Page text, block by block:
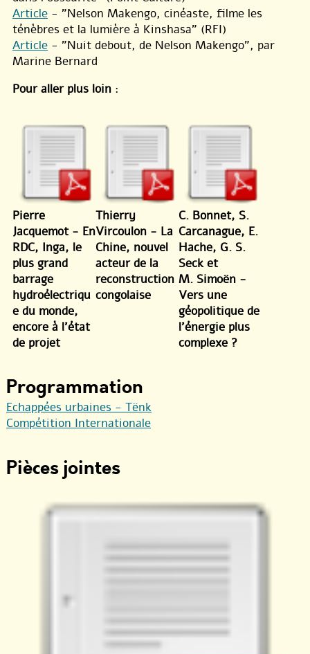
Article - "Nelson Makengo, cinéaste, filme les
ténèbres et la lumière à Kinshasa" (RFI)
Article - "Nuit debout, de Nelson Makengo", par
Marine Bernard
Pour aller plus loin :
Pierre
Jacquemot - En
RDC, Inga, le
plus grand
barrage
hydroélectriqu
e du monde,
encore à l’état
de projet
Thierry
Vircoulon - La
Chine, nouvel
acteur de la
reconstruction
congolaise
C. Bonnet, S.
Carcanague, E.
Hache, G. S.
Seck et
M. Simoën -
Vers une
géopolitique de
l’énergie plus
complexe ?
Programmation
Echappées urbaines - Tënk
Compétition Internationale
Pièces jointes